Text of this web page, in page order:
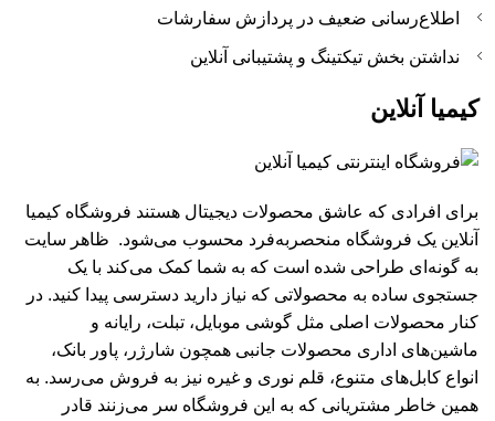
اطلاع‌رسانی ضعیف در پردازش سفارشات
نداشتن بخش تیکتینگ و پشتیبانی آنلاین
کیمیا آنلاین
برای افرادی که عاشق محصولات دیجیتال هستند فروشگاه کیمیا
آنلاین یک فروشگاه منحصربه‌فرد محسوب می‌شود. ظاهر سایت
به گونه‌ای طراحی شده است که به شما کمک می‌کند با یک
جستجوی ساده به محصولاتی که نیاز دارید دسترسی پیدا کنید. در
کنار محصولات اصلی مثل گوشی موبایل، تبلت، رایانه و
ماشین‌های اداری محصولات جانبی همچون شارژر، پاور بانک،
انواع کابل‌های متنوع، قلم نوری و غیره نیز به فروش می‌رسد. به
همین خاطر مشتریانی که به این فروشگاه سر می‌زنند قادر